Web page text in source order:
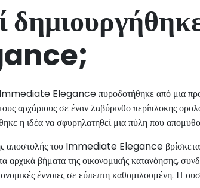
Elegance πυροδοτήθηκε από μια
αρχάριους σε έναν λαβύρινθο περίπλοκης
η ιδέα να σφυρηλατηθεί μια πύλη που
αποστολής του Immediate Elegance
αρχικά βήματα της οικονομικής κατανόησης,
έννοιες σε εύπεπτη καθομιλουμένη. Η